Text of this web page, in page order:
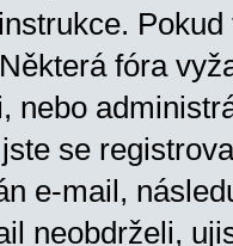
fóra
nebo
se
e-mail,
neobdrželi,